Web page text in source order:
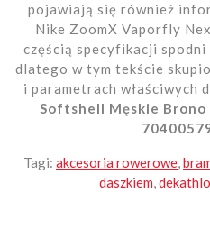
pojawiają się również
Nike ZoomX Vaporfly
częścią specyfikacji
dlatego w tym tekście
i parametrach właściwych
Softshell Męskie
Tagi: akcesoria rowerowe,
daszkiem,